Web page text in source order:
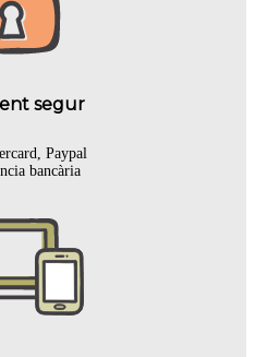
segur
Paypal
bancària